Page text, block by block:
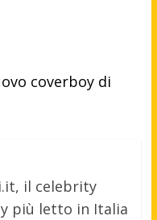
coverboy di
il celebrity
più letto in Italia